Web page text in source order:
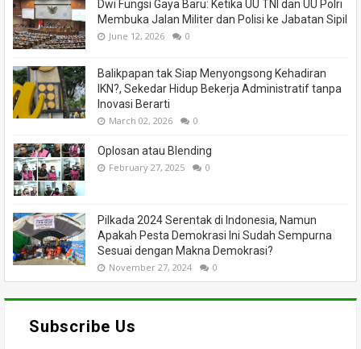
Dwi Fungsi Gaya Baru: Ketika UU TNI dan UU Polri
Membuka Jalan Militer dan Polisi ke Jabatan Sipil
June 12, 2026 0
Balikpapan tak Siap Menyongsong Kehadiran
IKN?, Sekedar Hidup Bekerja Administratif tanpa
Inovasi Berarti
March 02, 2026 0
Oplosan atau Blending
February 27, 2025 0
Pilkada 2024 Serentak di Indonesia, Namun
Apakah Pesta Demokrasi Ini Sudah Sempurna
Sesuai dengan Makna Demokrasi?
November 27, 2024 0
Subscribe Us